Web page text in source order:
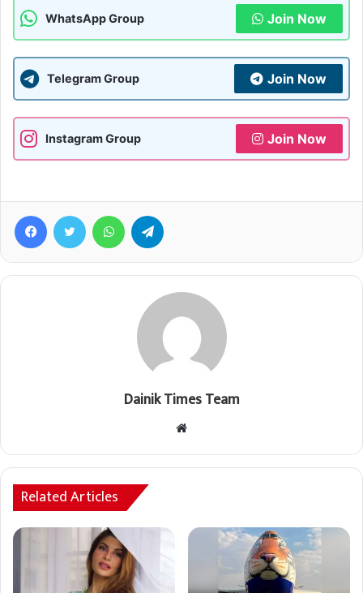
WhatsApp Group Join Now
Telegram Group Join Now
Instagram Group Join Now
FacebookTwitter WhatsApp
Dainik Times Team
Website
Related Articles